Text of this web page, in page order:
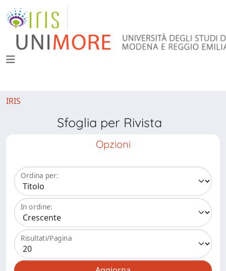
IRIS
Sfoglia per Rivista
Opzioni
Ordina per:
In ordine:
Risultati/Pagina